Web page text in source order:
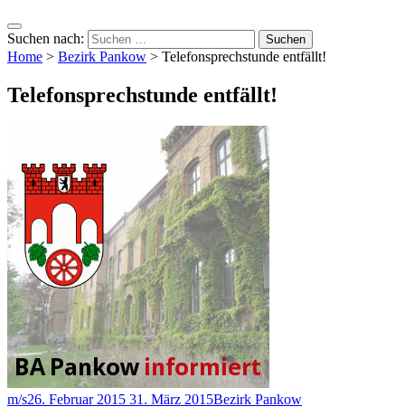
Suchen nach:
Home > Bezirk Pankow > Telefonsprechstunde entfällt!
Telefonsprechstunde entfällt!
m/s26. Februar 2015 31. März 2015Bezirk Pankow